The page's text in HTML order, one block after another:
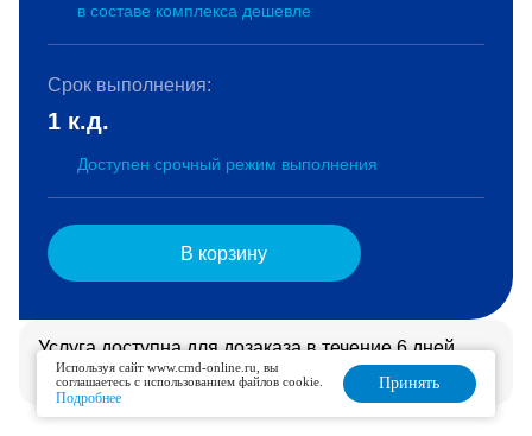
в составе комплекса дешевле
Срок выполнения:
1 к.д.
Доступен срочный режим выполнения
В корзину
Услуга доступна для дозаказа в течение 6 дней.
Подробнее
Используя сайт www.cmd-online.ru, вы
соглашаетесь с использованием файлов cookie.
Подробнее
Принять